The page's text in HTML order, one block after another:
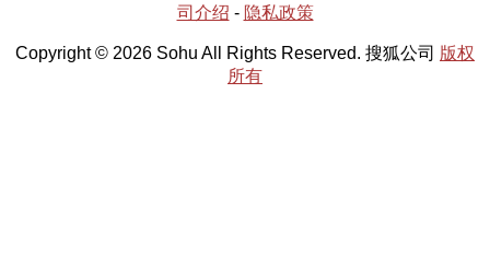
司介绍 - 隐私政策
Copyright © 2026 Sohu All Rights Reserved. 搜狐公司 版权
所有